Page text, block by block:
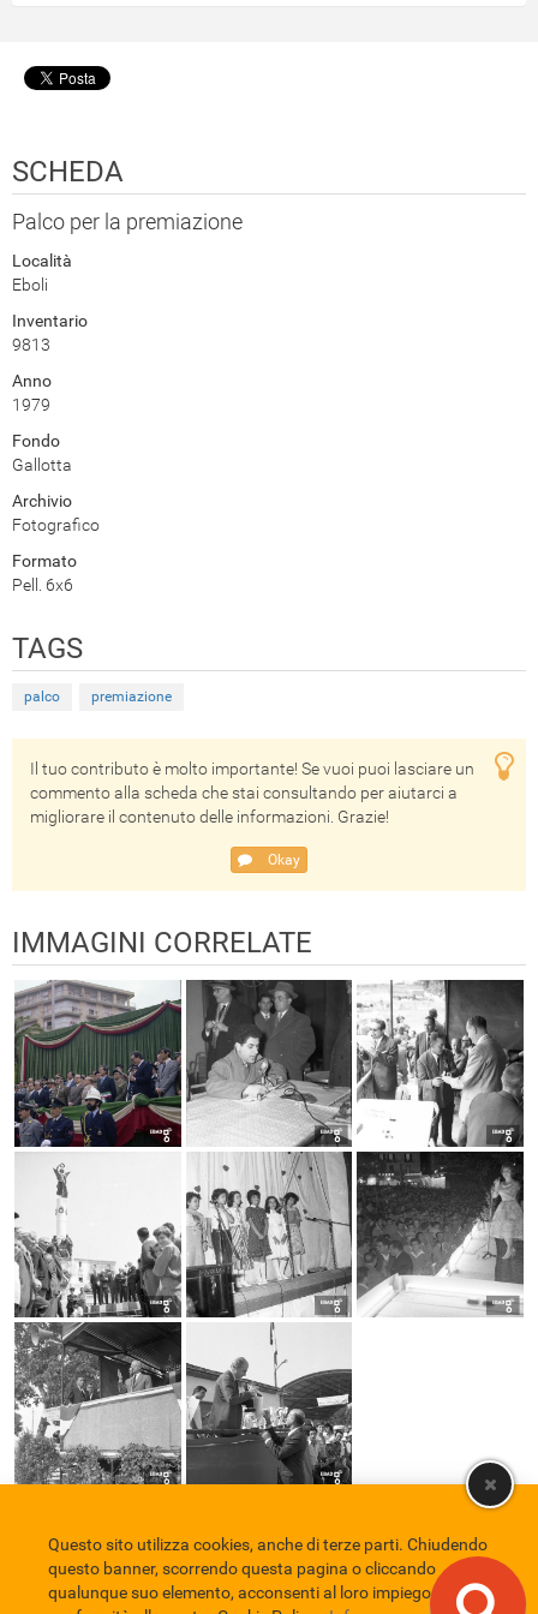
SCHEDA
Palco per la premiazione
Località
Eboli
Inventario
9813
Anno
1979
Fondo
Gallotta
Archivio
Fotografico
Formato
Pell. 6x6
TAGS
palco premiazione
Il tuo contributo è molto importante! Se vuoi puoi lasciare un
commento alla scheda che stai consultando per aiutarci a
migliorare il contenuto delle informazioni. Grazie!
Okay
IMMAGINI CORRELATE
Comune di Eboli Servizio Bibliotecario Nazionale
Privacy policy
Credits
Questo sito utilizza cookies, anche di terze parti. Chiudendo
questo banner, scorrendo questa pagina o cliccando
qualunque suo elemento, acconsenti al loro impiego in